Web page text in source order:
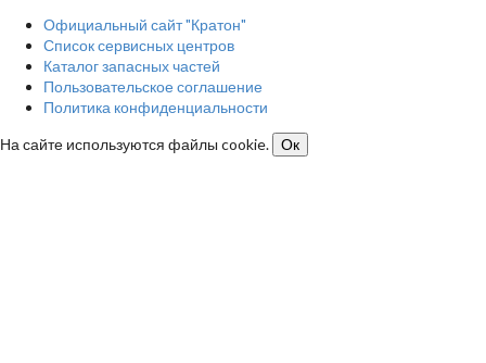
Официальный сайт "Кратон"
Список сервисных центров
Каталог запасных частей
Пользовательское соглашение
Политика конфиденциальности
На сайте используются файлы cookie.
Ок